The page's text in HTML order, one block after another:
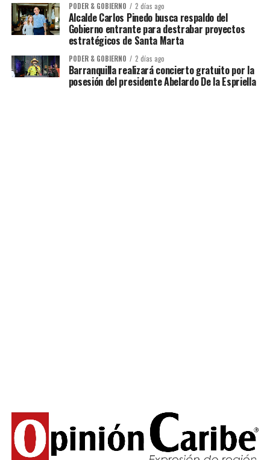
PODER & GOBIERNO 2 días ago
Alcalde Carlos Pinedo busca respaldo del
Gobierno entrante para destrabar proyectos
estratégicos de Santa Marta
PODER & GOBIERNO 2 días ago
Barranquilla realizará concierto gratuito por la
posesión del presidente Abelardo De la Espriella